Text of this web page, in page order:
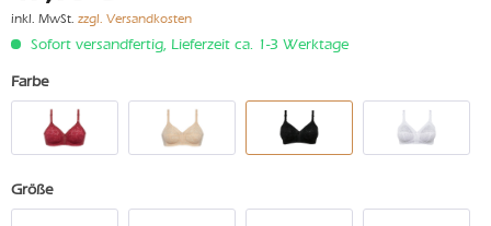
inkl. MwSt. zzgl. Versandkosten
Sofort versandfertig, Lieferzeit ca. 1-3 Werktage
Farbe
Größe